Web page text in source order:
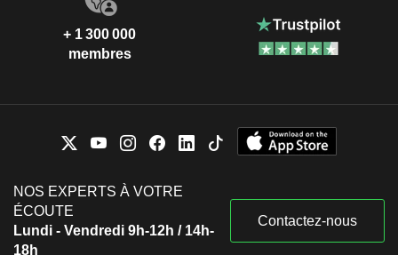
+ 1 300 000
membres
NOS EXPERTS À VOTRE
ÉCOUTE
Lundi - Vendredi 9h-12h / 14h-
18h
Contactez-nous